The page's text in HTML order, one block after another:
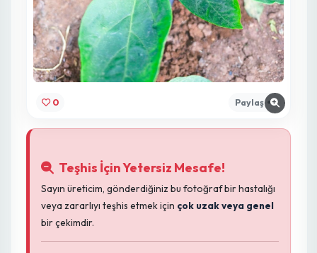
0
Teşhis İçin Yetersiz Mesafe!